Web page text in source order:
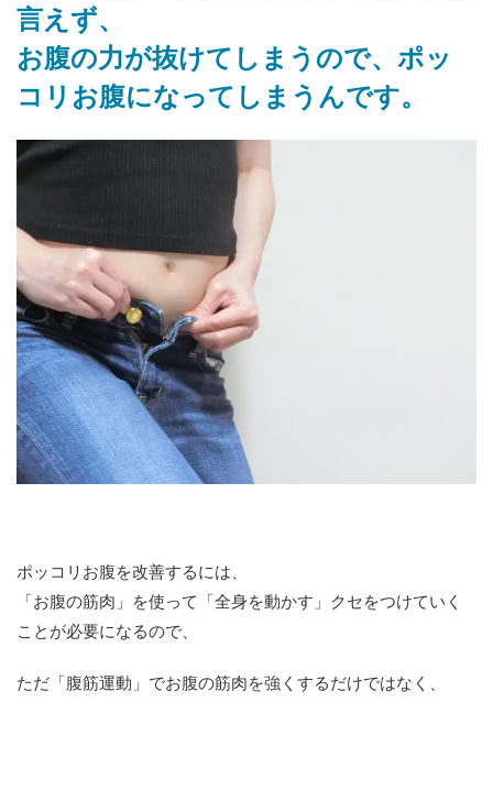
言えず、
お腹の力が抜けてしまうので、ポッ
コリお腹になってしまうんです。
ポッコリお腹を改善するには、
「お腹の筋肉」を使って「全身を動かす」クセをつけていく
ことが必要になるので、
ただ「腹筋運動」でお腹の筋肉を強くするだけではなく、